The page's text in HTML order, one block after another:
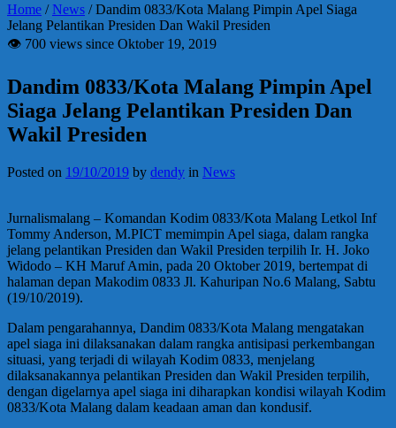
Home /News /Dandim 0833/Kota Malang Pimpin Apel Siaga
Jelang Pelantikan Presiden Dan Wakil Presiden
👁 700 views since Oktober 19, 2019
Dandim 0833/Kota Malang Pimpin Apel
Siaga Jelang Pelantikan Presiden Dan
Wakil Presiden
Posted on 19/10/2019 by dendy in News
Jurnalismalang – Komandan Kodim 0833/Kota Malang Letkol Inf
Tommy Anderson, M.PICT memimpin Apel siaga, dalam rangka
jelang pelantikan Presiden dan Wakil Presiden terpilih Ir. H. Joko
Widodo – KH Maruf Amin, pada 20 Oktober 2019, bertempat di
halaman depan Makodim 0833 Jl. Kahuripan No.6 Malang, Sabtu
(19/10/2019).
Dalam pengarahannya, Dandim 0833/Kota Malang mengatakan
apel siaga ini dilaksanakan dalam rangka antisipasi perkembangan
situasi, yang terjadi di wilayah Kodim 0833, menjelang
dilaksanakannya pelantikan Presiden dan Wakil Presiden terpilih,
dengan digelarnya apel siaga ini diharapkan kondisi wilayah Kodim
0833/Kota Malang dalam keadaan aman dan kondusif.